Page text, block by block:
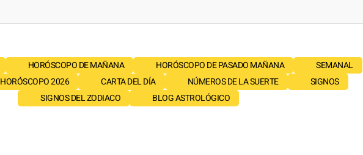
HORÓSCOPO DE MAÑANA HORÓSCOPO DE PASADO MAÑANA
SEMANAL
HORÓSCOPO 2026 CARTA DEL DÍA NÚMEROS DE LA SUERTE
SIGNOS
SIGNOS DEL ZODIACO
BLOG ASTROLÓGICO